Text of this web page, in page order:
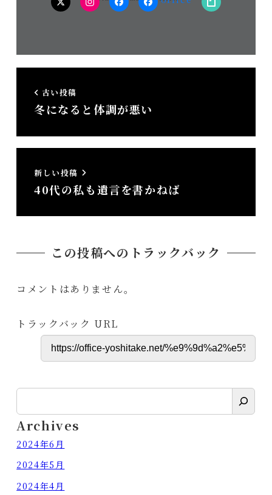
twitterInstagramfacebook（個
facebook（事note
古い投稿
冬になると体調が悪い
新しい投稿
40代の私も遺言を書かねば
この投稿へのトラックバック
コメントはありません。
トラックバック URL
検
索
Archives
2024年6月
2024年5月
2024年4月